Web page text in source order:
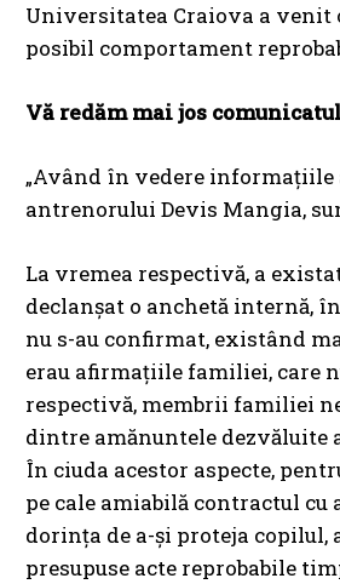
Universitatea Craiova a venit
posibil comportament
Vă redăm mai jos
„Având în vedere
antrenorului Devis Mangia,
La vremea respectivă, a
declanşat o anchetă internă,
nu s-au confirmat, existând
erau afirmaţiile familiei, care
respectivă, membrii familiei
dintre amănuntele
În ciuda acestor aspecte,
pe cale amiabilă contractul
dorinţa de a-şi proteja copilul,
presupuse acte reprobabile